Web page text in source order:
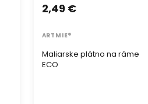
Maliarske plátno na ráme
ECO
2,49 €
ARTMIE®